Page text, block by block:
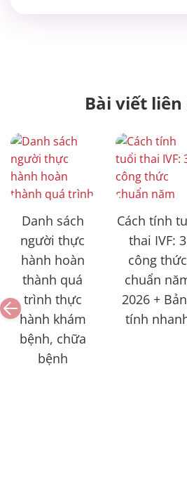
Bài viết liên
Danh sách
người thực
hành hoàn
thành quá
trình thực
hành khám
bệnh, chữa
bệnh
Cách tính
thai IVF: 3
công thức
chuẩn
2026 +
tính